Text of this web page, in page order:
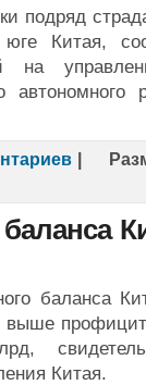
подряд
Китая,
на
баланса
выше
Китая.